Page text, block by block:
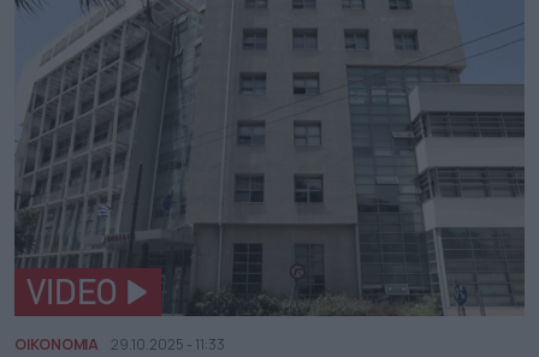
VIDEO
ΟΙΚΟΝΟΜΙΑ 29.10.2025 - 11:33